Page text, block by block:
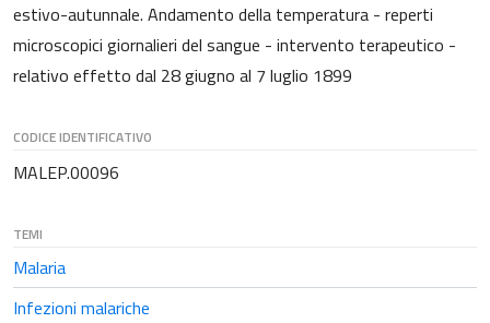
estivo-autunnale. Andamento della temperatura - reperti
microscopici giornalieri del sangue - intervento terapeutico -
relativo effetto dal 28 giugno al 7 luglio 1899
CODICE IDENTIFICATIVO
MALEP.00096
TEMI
Malaria
Infezioni malariche